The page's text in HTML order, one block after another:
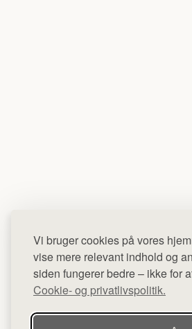
Vi bruger cookies på vores
vise mere relevant indhold og
siden fungerer bedre – ikke for
Cookie- og privatlivspolitik.